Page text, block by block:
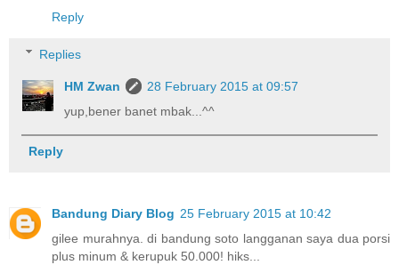
Reply
Replies
HM Zwan
28 February 2015 at 09:57
yup,bener banet mbak...^^
Reply
Bandung Diary Blog 25 February 2015 at 10:42
gilee murahnya. di bandung soto langganan saya dua porsi
plus minum & kerupuk 50.000! hiks...